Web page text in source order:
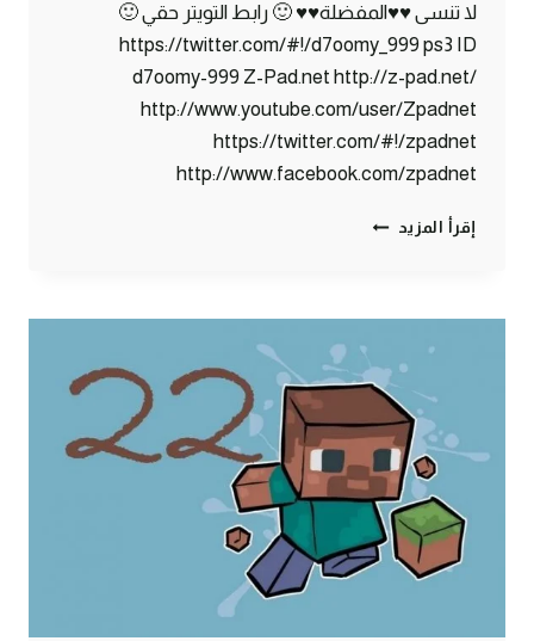
لا تنسى ♥♥المفضلة♥♥ 🙂 رابط التويتر حقي 🙂
https://twitter.com/#!/d7oomy_999 ps3 ID
d7oomy-999 Z-Pad.net http://z-pad.net/
http://www.youtube.com/user/Zpadnet
https://twitter.com/#!/zpadnet
http://www.facebook.com/zpadnet
إقرأ المزيد ماين
دقيقة
لعيونكم
^_^
#34
|
34#
MINECRAFT
:
D7OOMY999